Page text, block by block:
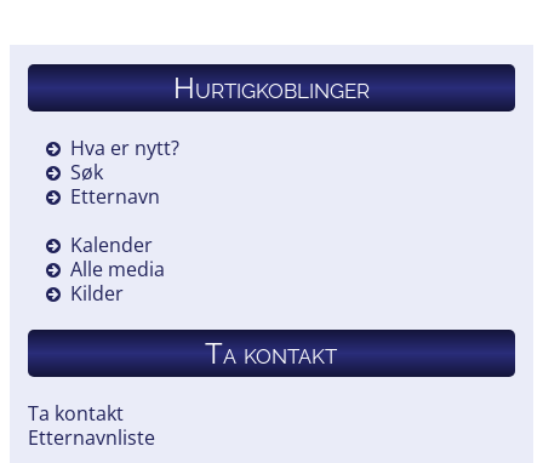
Hurtigkoblinger
Hva er nytt?
Søk
Etternavn
Kalender
Alle media
Kilder
Ta kontakt
Ta kontakt
Etternavnliste